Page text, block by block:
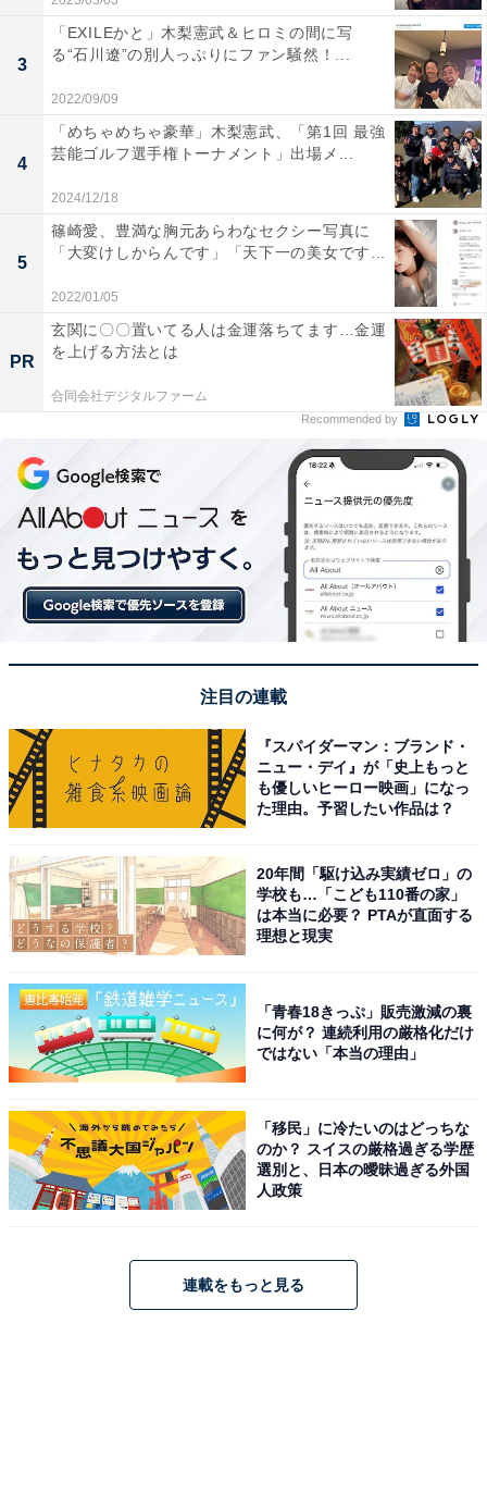
3
「EXILEかと」木梨憲武＆ヒロミの間に写
る“石川遼”の別人っぷりにファン騒然！...
2022/09/09
4
「めちゃめちゃ豪華」木梨憲武、「第1回 最強
芸能ゴルフ選手権トーナメント」出場メ...
2024/12/18
5
篠崎愛、豊満な胸元あらわなセクシー写真に
「大変けしからんです」「天下一の美女です...
2022/01/05
PR
玄関に〇〇置いてる人は金運落ちてます…金運
を上げる方法とは
合同会社デジタルファーム
Recommended by
注目の連載
『スパイダーマン：ブランド・
ニュー・デイ』が「史上もっと
も優しいヒーロー映画」になっ
た理由。予習したい作品は？
20年間「駆け込み実績ゼロ」の
学校も…「こども110番の家」
は本当に必要？ PTAが直面する
理想と現実
「青春18きっぷ」販売激減の裏
に何が？ 連続利用の厳格化だけ
ではない「本当の理由」
「移民」に冷たいのはどっちな
のか？ スイスの厳格過ぎる学歴
選別と、日本の曖昧過ぎる外国
人政策
連載をもっと見る